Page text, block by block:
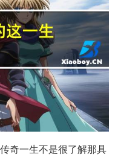
奇一生不是很了解那具